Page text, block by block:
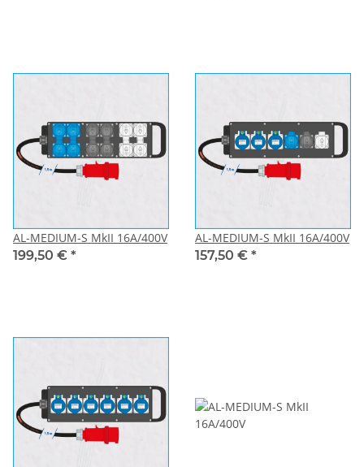
AL-MEDIUM-S MkII 16A/400V
199,50 € *
AL-MEDIUM-S MkII 16A/400V
157,50 € *